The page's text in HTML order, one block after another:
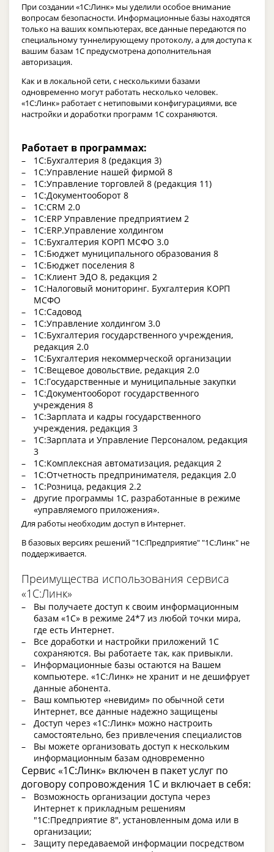
При создании «1С:Линк» мы уделили особое внимание
вопросам безопасности. Информационные базы находятся
только на ваших компьютерах, все данные передаются по
специальному туннелирующему протоколу, а для доступа к
вашим базам 1С предусмотрена дополнительная
авторизация.
Как и в локальной сети, с несколькими базами
одновременно могут работать несколько человек.
«1С:Линк» работает с нетиповыми конфигурациями, все
настройки и доработки программ 1С сохраняются.
Работает в программах:
1С:Бухгалтерия 8 (редакция 3)
1С:Управление нашей фирмой 8
1С:Управление торговлей 8 (редакция 11)
1С:Документооборот 8
1С:CRM 2.0
1С:ERP Управление предприятием 2
1С:ERP.Управление холдингом
1С:Бухгалтерия КОРП МСФО 3.0
1С:Бюджет муниципального образования 8
1С:Бюджет поселения 8
1С:Клиент ЭДО 8, редакция 2
1С:Налоговый мониторинг. Бухгалтерия КОРП
МСФО
1С:Садовод
1С:Управление холдингом 3.0
1С:Бухгалтерия государственного учреждения,
редакция 2.0
1С:Бухгалтерия некоммерческой организации
1С:Вещевое довольствие, редакция 2.0
1С:Государственные и муниципальные закупки
1С:Документооборот государственного
учреждения 8
1С:Зарплата и кадры государственного
учреждения, редакция 3
1С:Зарплата и Управление Персоналом, редакция
3
1С:Комплексная автоматизация, редакция 2
1С:Отчетность предпринимателя, редакция 2.0
1С:Розница, редакция 2.2
другие программы 1С, разработанные в режиме
«управляемого приложения».
Для работы необходим доступ в Интернет.
В базовых версиях решений "1С:Предприятие" "1С:Линк" не
поддерживается.
Преимущества использования сервиса
«1С:Линк»
Вы получаете доступ к своим информационным
базам «1С» в режиме 24*7 из любой точки мира,
где есть Интернет.
Все доработки и настройки приложений 1С
сохраняются. Вы работаете так, как привыкли.
Информационные базы остаются на Вашем
компьютере. «1С:Линк» не хранит и не дешифрует
данные абонента.
Ваш компьютер «невидим» по обычной сети
Интернет, все данные надежно защищены
Доступ через «1С:Линк» можно настроить
самостоятельно, без привлечения специалистов
Вы можете организовать доступ к нескольким
информационным базам одновременно
Сервис «1С:Линк» включен в пакет услуг по
договору сопровождения 1С и включает в себя:
Возможность организации доступа через
Интернет к прикладным решениям
"1С:Предприятие 8", установленным дома или в
организации;
Защиту передаваемой информации посредством